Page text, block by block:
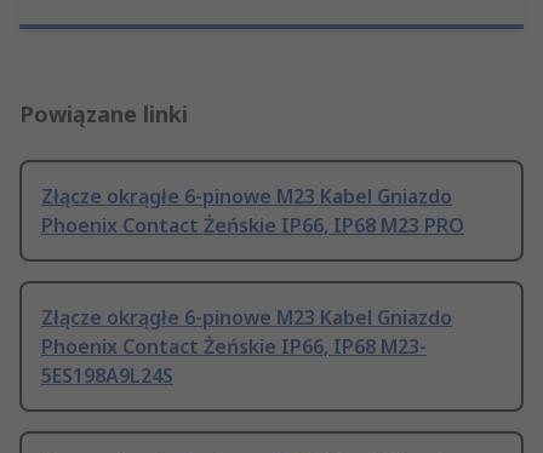
Powiązane linki
Złącze okrągłe 6-pinowe M23 Kabel Gniazdo
Phoenix Contact Żeńskie IP66, IP68 M23 PRO
Złącze okrągłe 6-pinowe M23 Kabel Gniazdo
Phoenix Contact Żeńskie IP66, IP68 M23-
5ES198A9L24S